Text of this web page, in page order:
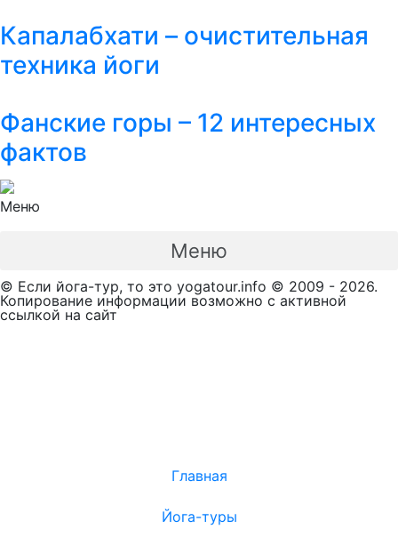
Капалабхати – очистительная
техника йоги
Фанские горы – 12 интересных
фактов
Меню
Меню
© Если йога-тур, то это yogatour.info © 2009 - 2026.
Копирование информации возможно с активной
ссылкой на сайт
Главная
Йога-туры